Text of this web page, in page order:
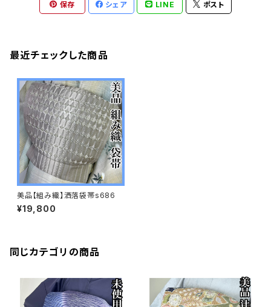
保存 シェア LINE ポスト
最近チェックした商品
美品【組み織】洒落袋帯s686
¥19,800
同じカテゴリの商品